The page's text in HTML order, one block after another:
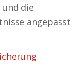
die
angepasst